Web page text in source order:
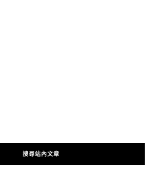
搜尋站內文章